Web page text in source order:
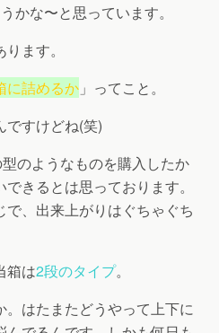
かな〜と思っています。
ます。
に詰めるか 」ってこと。
ですけどね(笑)
のようなものを購入したか
きるとは思っております。
、出来上がりはぐちゃぐち
箱は2段のタイプ。
。はたまたどうやって上下に